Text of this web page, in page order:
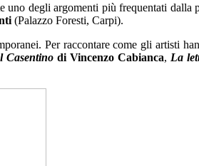
degli argomenti più frequentati dalla
(Palazzo Foresti, Carpi).
Per raccontare come gli artisti
Casentino di Vincenzo Cabianca, La